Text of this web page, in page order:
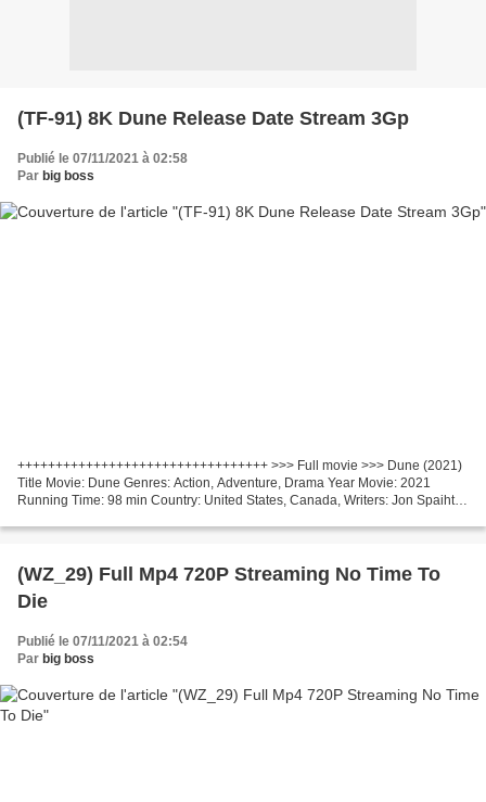
(TF-91) 8K Dune Release Date Stream 3Gp
Publié le 07/11/2021 à 02:58
Par big boss
+++++++++++++++++++++++++++++++++ >>> Full movie >>> Dune (2021)
Title Movie: Dune Genres: Action, Adventure, Drama Year Movie: 2021
Running Time: 98 min Country: United States, Canada, Writers: Jon Spaihts,
(WZ_29) Full Mp4 720P Streaming No Time To
Die
Publié le 07/11/2021 à 02:54
Par big boss